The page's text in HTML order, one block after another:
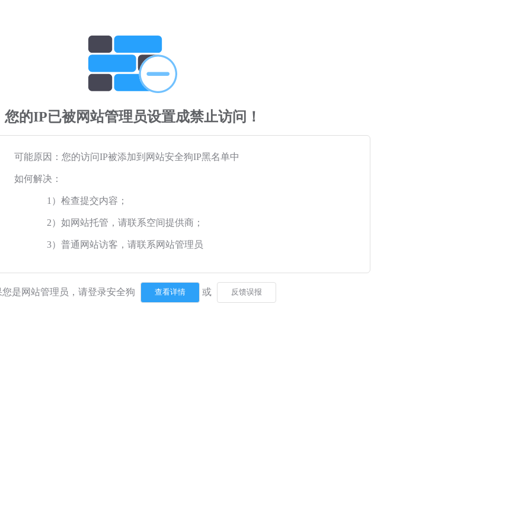
您的IP已被网站管理员设置成禁止访问！
可能原因：您的访问IP被添加到网站安全狗IP黑名单中
如何解决：
1）检查提交内容；
2）如网站托管，请联系空间提供商；
3）普通网站访客，请联系网站管理员
您是网站管理员，请登录安全狗 或